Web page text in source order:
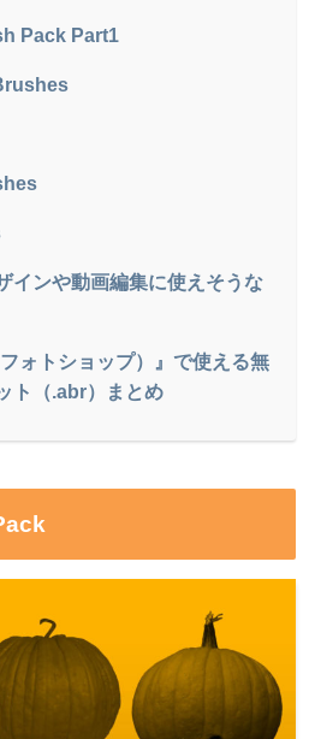
Pack Part1
インや動画編集に使えそうな
ォトショップ）』で使える無
ト（.abr）まとめ